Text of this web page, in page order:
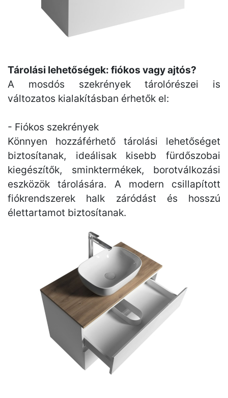
Tárolási lehetőségek: fiókos vagy ajtós?
A mosdós szekrények tárolórészei is
változatos kialakításban érhetők el:
- Fiókos szekrények
Könnyen hozzáférhető tárolási lehetőséget
biztosítanak, ideálisak kisebb fürdőszobai
kiegészítők, sminktermékek, borotválkozási
eszközök tárolására. A modern csillapított
fiókrendszerek halk záródást és hosszú
élettartamot biztosítanak.